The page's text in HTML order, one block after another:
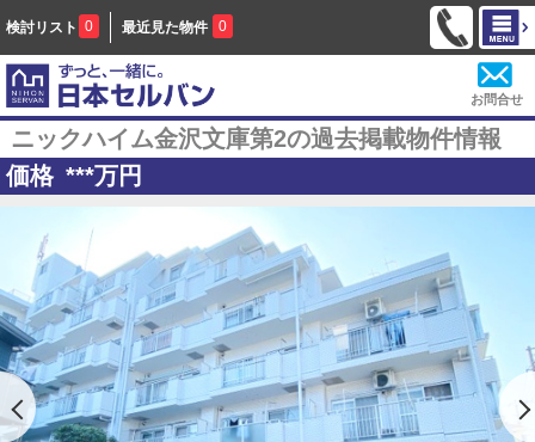
検討リスト 0 最近見た物件 0
お問合せ
ニックハイム金沢文庫第2の過去掲載物件情報
価格 ***万円